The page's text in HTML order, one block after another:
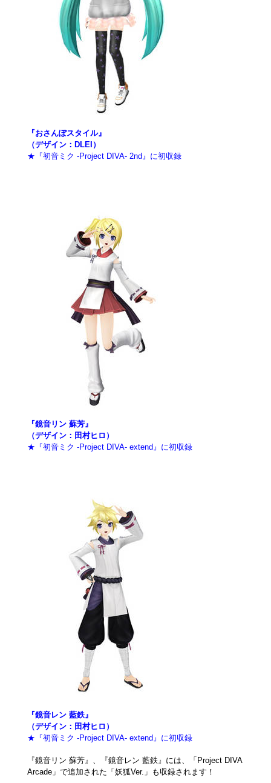
『おさんぽスタイル』
（デザイン：DLEI）
★『初音ミク -Project DIVA- 2nd』に初収録
『鏡音リン 蘇芳』
（デザイン：田村ヒロ）
★『初音ミク -Project DIVA- extend』に初収録
『鏡音レン 藍鉄』
（デザイン：田村ヒロ）
★『初音ミク -Project DIVA- extend』に初収録
『鏡音リン 蘇芳』、『鏡音レン 藍鉄』には、「Project DIVA
Arcade」で追加された「妖狐Ver.」も収録されます！